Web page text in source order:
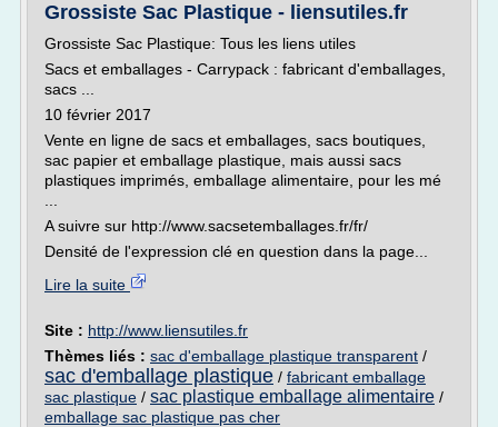
Grossiste Sac Plastique - liensutiles.fr
Grossiste Sac Plastique: Tous les liens utiles
Sacs et emballages - Carrypack : fabricant d'emballages,
sacs ...
10 février 2017
Vente en ligne de sacs et emballages, sacs boutiques,
sac papier et emballage plastique, mais aussi sacs
plastiques imprimés, emballage alimentaire, pour les mé
A suivre sur http://www.sacsetemballages.fr/fr/
Densité de l'expression clé en question dans la page...
Lire la suite
Site : http://www.liensutiles.fr
Thèmes liés : sac d'emballage plastique transparent /
sac d'emballage plastique / fabricant emballage
sac plastique / sac plastique emballage alimentaire /
emballage sac plastique pas cher